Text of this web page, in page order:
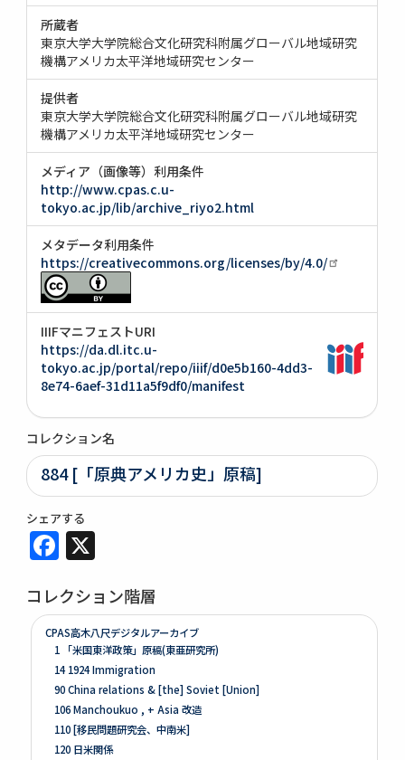
所蔵者
東京大学大学院総合文化研究科附属グローバル地域研究
機構アメリカ太平洋地域研究センター
提供者
東京大学大学院総合文化研究科附属グローバル地域研究
機構アメリカ太平洋地域研究センター
メディア（画像等）利用条件
http://www.cpas.c.u-
tokyo.ac.jp/lib/archive_riyo2.html
メタデータ利用条件
https://creativecommons.org/licenses/by/4.0/
IIIFマニフェストURI
https://da.dl.itc.u-
tokyo.ac.jp/portal/repo/iiif/d0e5b160-4dd3-
8e74-6aef-31d11a5f9df0/manifest
コレクション名
884 [「原典アメリカ史」原稿]
シェアする
Facebook
コレクション階層
CPAS高木八尺デジタルアーカイブ
1 「米国東洋政策」原稿(東亜研究所)
14 1924 Immigration
90 China relations & [the] Soviet [Union]
106 Manchoukuo , + Asia 改造
110 [移民問題研究会、中南米]
120 日米関係